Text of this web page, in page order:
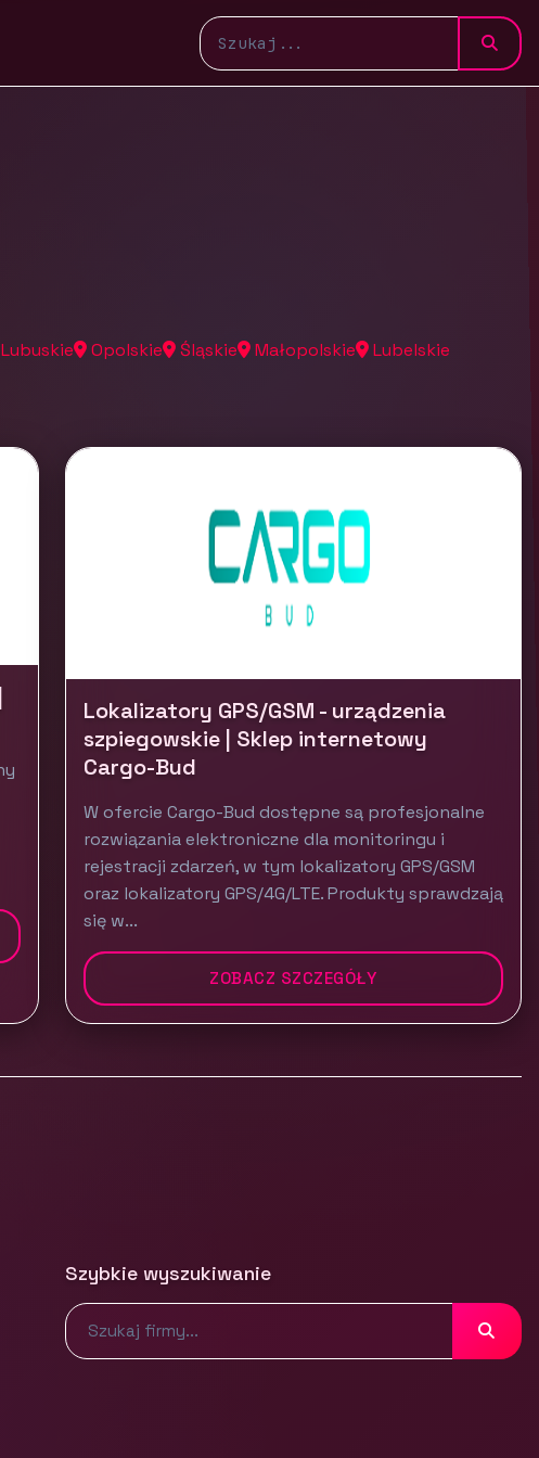
Lubuskie Opolskie Śląskie Małopolskie
Lubelskie
Lokalizatory GPS/GSM - urządzenia
szpiegowskie | Sklep internetowy
Cargo-Bud
W ofercie Cargo-Bud dostępne są profesjonalne
rozwiązania elektroniczne dla monitoringu i
rejestracji zdarzeń, w tym lokalizatory GPS/GSM
oraz lokalizatory GPS/4G/LTE. Produkty sprawdzają
się w...
ZOBACZ SZCZEGÓŁY
Szybkie wyszukiwanie